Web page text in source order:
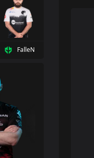
FalleN